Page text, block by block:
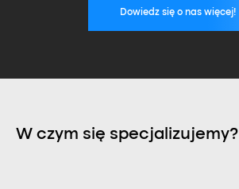
Dowiedz się o nas więcej!
W czym się specjalizujemy?